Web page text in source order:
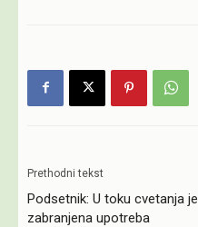
Prethodni tekst
Podsetnik: U toku cvetanja je
zabranjena upotreba